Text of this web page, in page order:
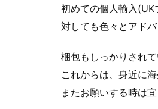
初めての個人輸入
対しても色々とアド
梱包もしっかりされて
これからは、身近に
またお願いする時は